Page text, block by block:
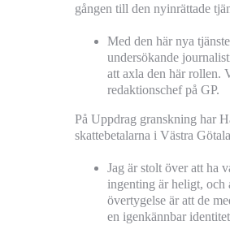
gången till den nyinrättade
Med den här nya
undersökande
att axla den här rollen.
redaktionschef på GP.
På Uppdrag granskning har
skattebetalarna i Västra
Jag är stolt över att ha
ingenting är heligt, och
övertygelse är att de
en igenkännbar